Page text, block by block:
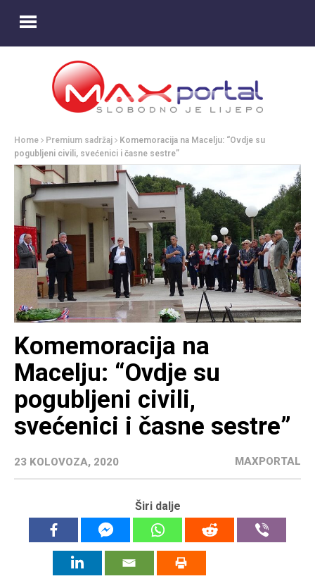
Home Premium sadržaj
Komemoracija na Macelju: “Ovdje su
pogubljeni civili, svećenici i časne sestre”
Komemoracija na
Macelju: “Ovdje su
pogubljeni civili,
svećenici i časne sestre”
23 KOLOVOZA, 2020 MAXPORTAL
Širi dalje